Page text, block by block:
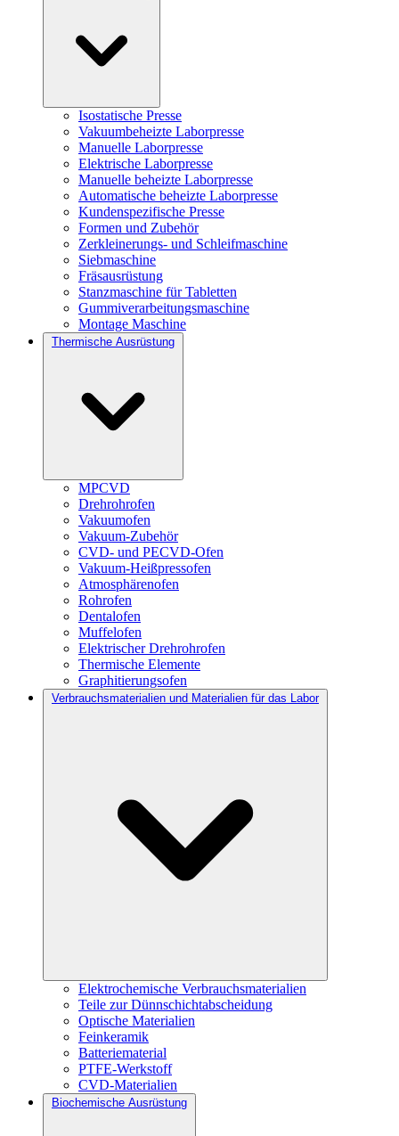
Isostatische Presse
Vakuumbeheizte Laborpresse
Manuelle Laborpresse
Elektrische Laborpresse
Manuelle beheizte Laborpresse
Automatische beheizte Laborpresse
Kundenspezifische Presse
Formen und Zubehör
Zerkleinerungs- und Schleifmaschine
Siebmaschine
Fräsausrüstung
Stanzmaschine für Tabletten
Gummiverarbeitungsmaschine
Montage Maschine
Thermische Ausrüstung
MPCVD
Drehrohrofen
Vakuumofen
Vakuum-Zubehör
CVD- und PECVD-Ofen
Vakuum-Heißpressofen
Atmosphärenofen
Rohrofen
Dentalofen
Muffelofen
Elektrischer Drehrohrofen
Thermische Elemente
Graphitierungsofen
Verbrauchsmaterialien und Materialien für das Labor
Elektrochemische Verbrauchsmaterialien
Teile zur Dünnschichtabscheidung
Optische Materialien
Feinkeramik
Batteriematerial
PTFE-Werkstoff
CVD-Materialien
Biochemische Ausrüstung